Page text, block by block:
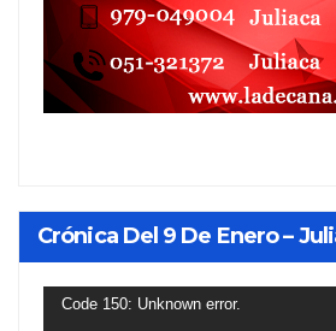
Crónica Del 9 De Enero –
Reproductor
Code 150: Unknown error.